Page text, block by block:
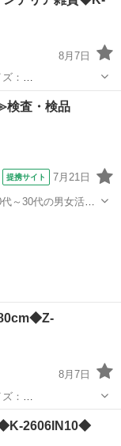
8月7日
/小物 アート
査・検品
提携サイト 7月21日
～30代の男女活躍
8月7日
...
/小物
2606IN10◆